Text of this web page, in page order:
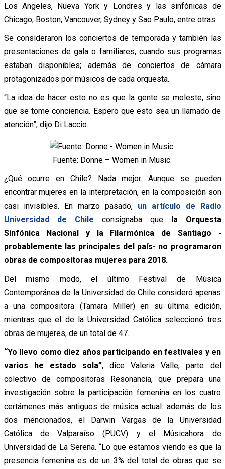
Los Angeles, Nueva York y Londres y las sinfónicas de
Chicago, Boston, Vancouver, Sydney y Sao Paulo, entre otras.
Se consideraron los conciertos de temporada y también las
presentaciones de gala o familiares, cuando sus programas
estaban disponibles; además de conciertos de cámara
protagonizados por músicos de cada orquesta.
“La idea de hacer esto no es que la gente se moleste, sino
que se tome conciencia. Espero que esto sea un llamado de
atención”, dijo Di Laccio.
Fuente: Donne – Women in Music.
¿Qué ocurre en Chile? Nada mejor. Aunque se pueden
encontrar mujeres en la interpretación, en la composición son
casi invisibles. En marzo pasado, un artículo de Radio
Universidad de Chile
consignaba que la Orquesta
Sinfónica Nacional y la Filarmónica de Santiago -
probablemente las principales del país- no programaron
obras de compositoras mujeres para 2018.
Del mismo modo, el último Festival de Música
Contemporánea de la Universidad de Chile consideró apenas
a una compositora (Tamara Miller) en su última edición,
mientras que el de la Universidad Católica seleccionó tres
obras de mujeres, de un total de 47.
“Yo llevo como diez años participando en festivales y en
varios he estado sola”, dice Valeria Valle, parte del
colectivo de compositoras Resonancia, que prepara una
investigación sobre la participación femenina en los cuatro
certámenes más antiguos de música actual: además de los
dos mencionados, el Darwin Vargas de la Universidad
Católica de Valparaíso (PUCV) y el Músicahora de
Universidad de La Serena.“Lo que estamos viendo es que la
presencia femenina es de un 3% del total de obras que se